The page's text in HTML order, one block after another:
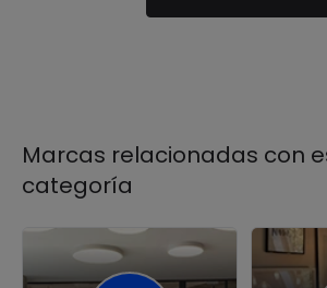
Marcas relacionadas con
categoría